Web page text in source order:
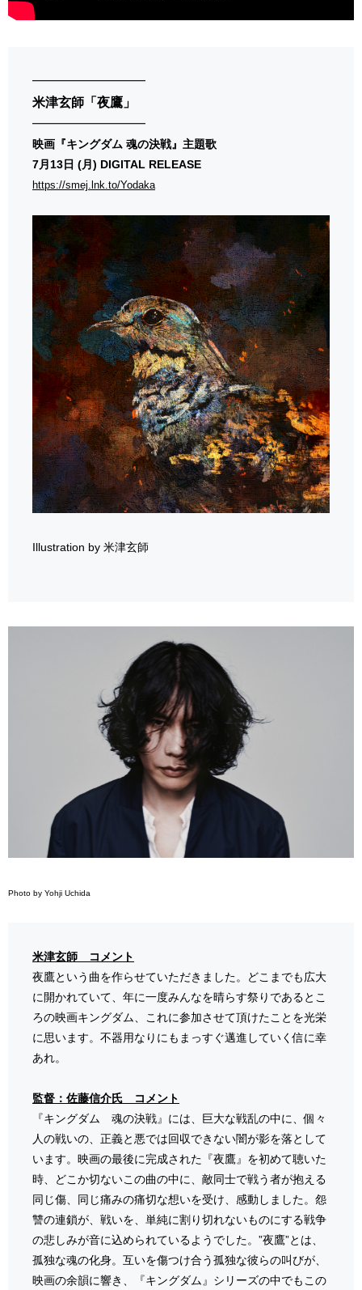
━━━━━━━━━━
米津玄師「夜鷹」
━━━━━━━━━━
映画『キングダム 魂の決戦』主題歌
7月13日 (月) DIGITAL RELEASE
https://smej.lnk.to/Yodaka
Illustration by 米津玄師
Photo by Yohji Uchida
米津玄師 コメント
夜鷹という曲を作らせていただきました。どこまでも広大
に開かれていて、年に一度みんなを晴らす祭りであるとこ
ろの映画キングダム、これに参加させて頂けたことを光栄
に思います。不器用なりにもまっすぐ邁進していく信に幸
あれ。
監督：佐藤信介氏 コメント
『キングダム 魂の決戦』には、巨大な戦乱の中に、個々
人の戦いの、正義と悪では回収できない闇が影を落として
います。映画の最後に完成された『夜鷹』を初めて聴いた
時、どこか切ないこの曲の中に、敵同士で戦う者が抱える
同じ傷、同じ痛みの痛切な想いを受け、感動しました。怨
讐の連鎖が、戦いを、単純に割り切れないものにする戦争
の悲しみが音に込められているようでした。”夜鷹”とは、
孤独な魂の化身。互いを傷つけ合う孤独な彼らの叫びが、
映画の余韻に響き、『キングダム』シリーズの中でもこの